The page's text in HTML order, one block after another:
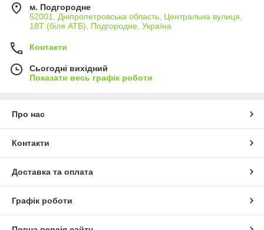
м. Подгородне
52001, Дніпропетровська область, Центральна вулиця,
18Т (біля АТБ), Подгородне, Україна
Контакти
Сьогодні вихідний
Показати весь графік роботи
Про нас
Контакти
Доставка та оплата
Графік роботи